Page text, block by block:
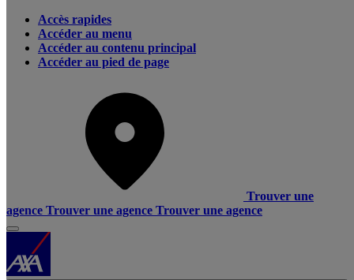
Accès rapides
Accéder au menu
Accéder au contenu principal
Accéder au pied de page
Trouver une
agence Trouver une agence Trouver une agence